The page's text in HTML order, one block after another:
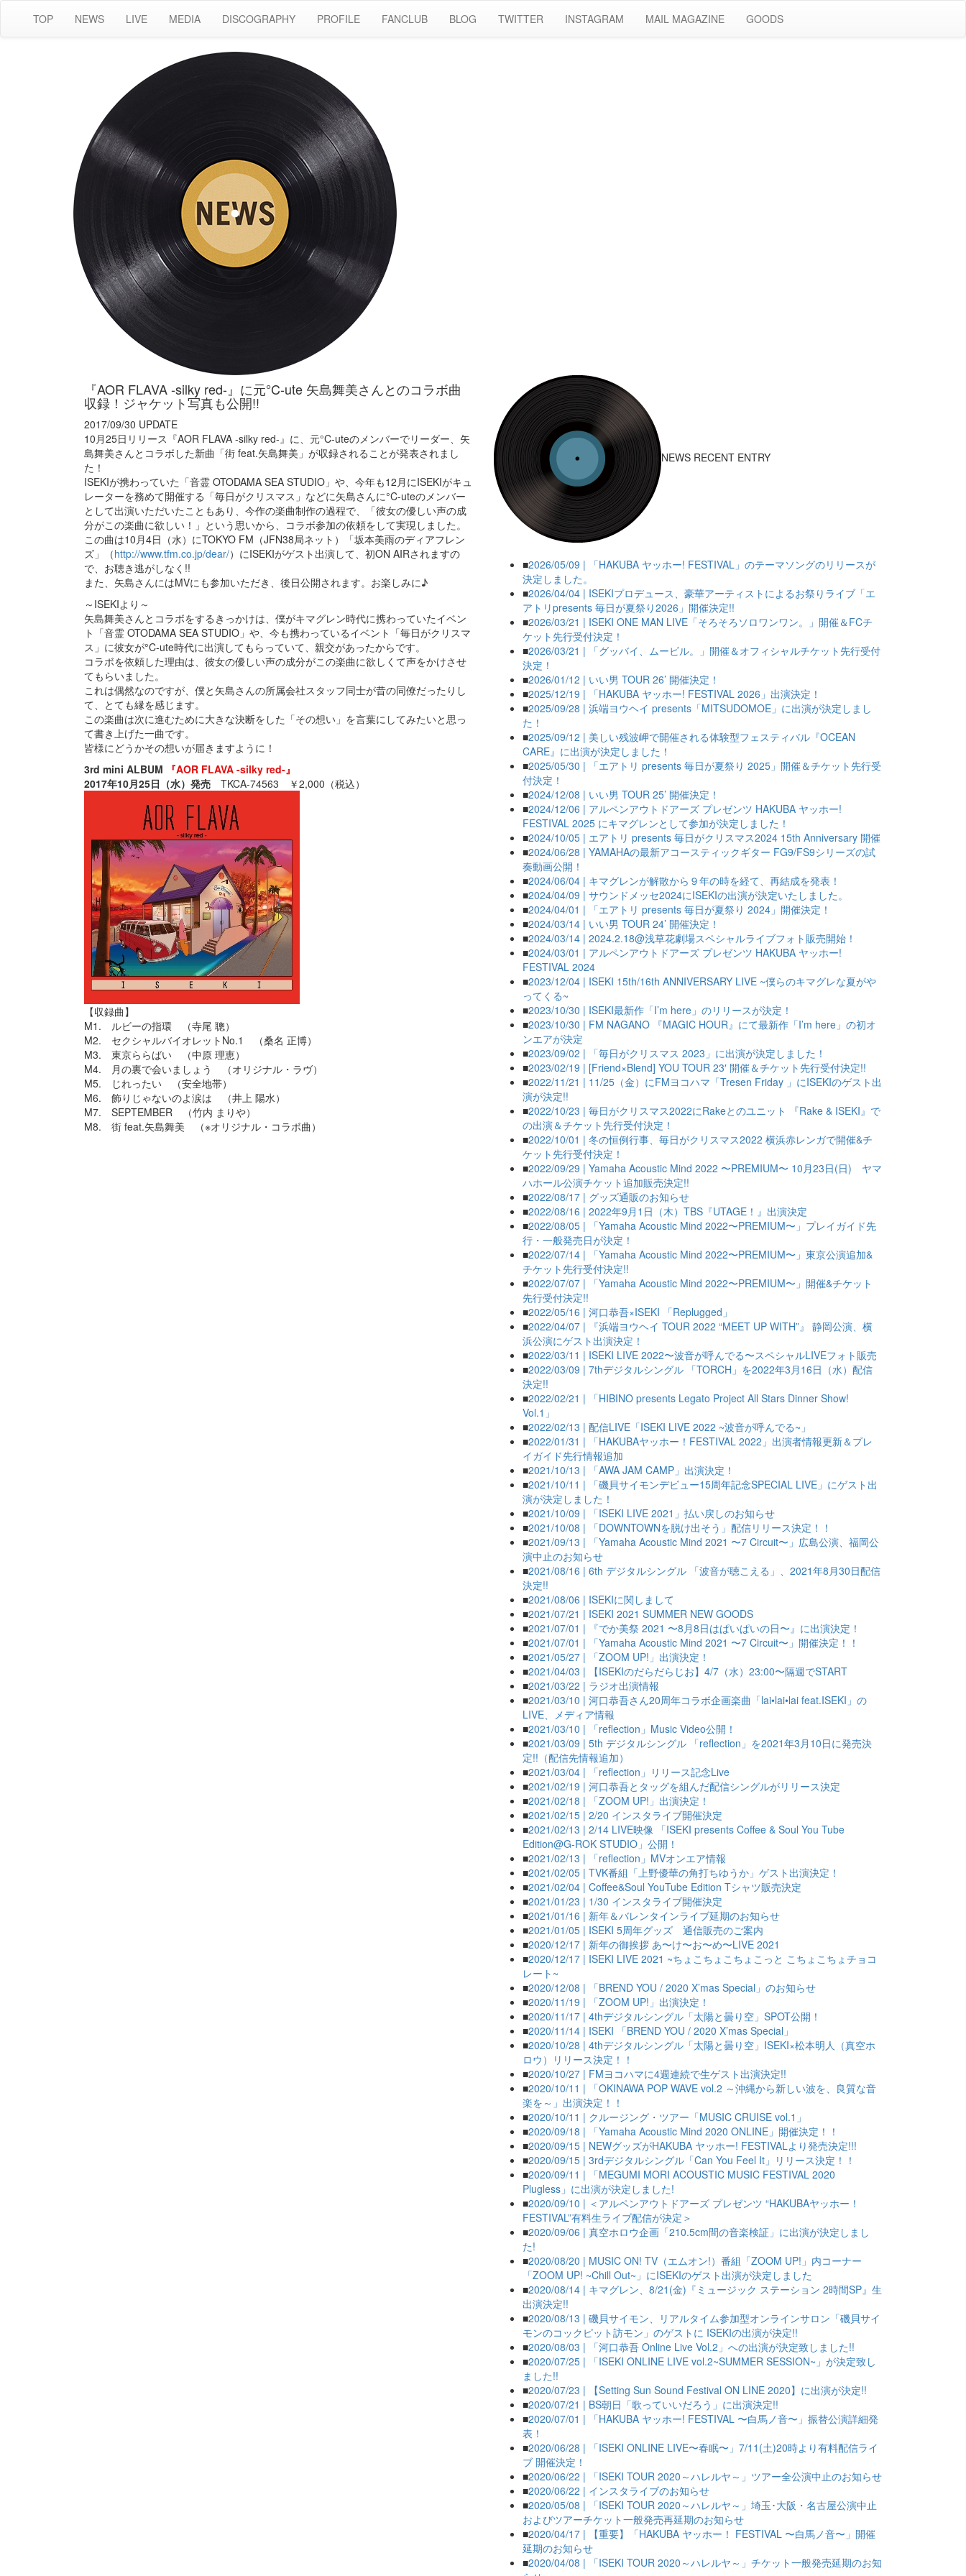
TOP NEWS LIVE MEDIA DISCOGRAPHY PROFILE FANCLUB BLOG TWITTER INSTAGRAM MAIL MAGAZINE GOODS
『AOR FLAVA -silky red-』に元°C-ute 矢島舞美さんとのコラボ曲
収録！ジャケット写真も公開!!
2017/09/30 UPDATE
10月25日リリース『AOR FLAVA -silky red-』に、元°C-uteのメンバーでリーダー、矢
島舞美さんとコラボした新曲「街 feat.矢島舞美」が収録されることが発表されまし
た！
ISEKIが携わっていた「音霊 OTODAMA SEA STUDIO」や、今年も12月にISEKIがキュ
レーターを務めて開催する「毎日がクリスマス」などに矢島さんに°C-uteのメンバー
として出演いただいたこともあり、今作の楽曲制作の過程で、「彼女の優しい声の成
分がこの楽曲に欲しい！」という思いから、コラボ参加の依頼をして実現しました。
この曲は10月4日（水）にTOKYO FM（JFN38局ネット）「坂本美雨のディアフレン
ズ」（http://www.tfm.co.jp/dear/）にISEKIがゲスト出演して、初ON AIRされますの
で、お聴き逃がしなく!!
また、矢島さんにはMVにも参加いただき、後日公開されます。お楽しみに♪
～ISEKIより～
矢島舞美さんとコラボをするきっかけは、僕がキマグレン時代に携わっていたイベン
ト「音霊 OTODAMA SEA STUDIO」や、今も携わっているイベント「毎日がクリスマ
ス」に彼女が°C-ute時代に出演してもらっていて、親交があったからです。
コラボを依頼した理由は、彼女の優しい声の成分がこの楽曲に欲しくて声をかけさせ
てもらいました。
これは偶然なのですが、僕と矢島さんの所属会社スタッフ同士が昔の同僚だったりし
て、とても縁を感じます。
この楽曲は次に進むために大きな決断をした「その想い」を言葉にしてみたいと思っ
て書き上げた一曲です。
皆様にどうかその想いが届きますように！
3rd mini ALBUM
『AOR FLAVA -silky red-』
2017年10月25日（水）発売 TKCA-74563 ￥2,000（税込）
【収録曲】
M1. ルビーの指環 （寺尾 聰）
M2. セクシャルバイオレットNo.1 （桑名 正博）
M3. 東京ららばい （中原 理恵）
M4. 月の裏で会いましょう （オリジナル・ラヴ）
M5. じれったい （安全地帯）
M6. 飾りじゃないのよ涙は （井上 陽水）
M7. SEPTEMBER （竹内 まりや）
M8. 街 feat.矢島舞美 （※オリジナル・コラボ曲）
NEWS RECENT ENTRY
■2026/05/09 | 「HAKUBA ヤッホー! FESTIVAL」のテーマソングのリリースが
決定しました。
■2026/04/04 | ISEKIプロデュース、豪華アーティストによるお祭りライブ「エ
アトリpresents 毎日が夏祭り2026」開催決定!!
■2026/03/21 | ISEKI ONE MAN LIVE「そろそろソロワンワン。」開催＆FCチ
ケット先行受付決定！
■2026/03/21 | 「グッバイ、ムービル。」開催＆オフィシャルチケット先行受付
決定！
■2026/01/12 | いい男 TOUR 26’ 開催決定！
■2025/12/19 | 「HAKUBA ヤッホー! FESTIVAL 2026」出演決定！
■2025/09/28 | 浜端ヨウヘイ presents「MITSUDOMOE」に出演が決定しまし
た！
■2025/09/12 | 美しい残波岬で開催される体験型フェスティバル『OCEAN
CARE』に出演が決定しました！
■2025/05/30 | 「エアトリ presents 毎日が夏祭り 2025」開催＆チケット先行受
付決定！
■2024/12/08 | いい男 TOUR 25’ 開催決定！
■2024/12/06 | アルペンアウトドアーズ プレゼンツ HAKUBA ヤッホー!
FESTIVAL 2025 にキマグレンとして参加が決定しました！
■2024/10/05 | エアトリ presents 毎日がクリスマス2024 15th Anniversary 開催
■2024/06/28 | YAMAHAの最新アコースティックギター FG9/FS9シリーズの試
奏動画公開！
■2024/06/04 | キマグレンが解散から９年の時を経て、再結成を発表！
■2024/04/09 | サウンドメッセ2024にISEKIの出演が決定いたしました。
■2024/04/01 | 「エアトリ presents 毎日が夏祭り 2024」開催決定！
■2024/03/14 | いい男 TOUR 24’ 開催決定！
■2024/03/14 | 2024.2.18@浅草花劇場スペシャルライブフォト販売開始！
■2024/03/01 | アルペンアウトドアーズ プレゼンツ HAKUBA ヤッホー!
FESTIVAL 2024
■2023/12/04 | ISEKI 15th/16th ANNIVERSARY LIVE ~僕らのキマグレな夏がや
ってくる~
■2023/10/30 | ISEKI最新作「I’m here」のリリースが決定！
■2023/10/30 | FM NAGANO 『MAGIC HOUR』にて最新作「I’m here」の初オ
ンエアが決定
■2023/09/02 | 「毎日がクリスマス 2023」に出演が決定しました！
■2023/02/19 | [Friend×Blend] YOU TOUR 23′ 開催＆チケット先行受付決定!!
■2022/11/21 | 11/25（金）にFMヨコハマ「Tresen Friday 」にISEKIのゲスト出
演が決定!!
■2022/10/23 | 毎日がクリスマス2022にRakeとのユニット 『Rake & ISEKI』で
の出演＆チケット先行受付決定！
■2022/10/01 | 冬の恒例行事、毎日がクリスマス2022 横浜赤レンガで開催&チ
ケット先行受付決定！
■2022/09/29 | Yamaha Acoustic Mind 2022 〜PREMIUM〜 10月23日(日) ヤマ
ハホール公演チケット追加販売決定!!
■2022/08/17 | グッズ通販のお知らせ
■2022/08/16 | 2022年9月1日（木）TBS『UTAGE！』出演決定
■2022/08/05 | 「Yamaha Acoustic Mind 2022〜PREMIUM〜」プレイガイド先
行・一般発売日が決定！
■2022/07/14 | 「Yamaha Acoustic Mind 2022〜PREMIUM〜」東京公演追加&
チケット先行受付決定!!
■2022/07/07 | 「Yamaha Acoustic Mind 2022〜PREMIUM〜」開催&チケット
先行受付決定!!
■2022/05/16 | 河口恭吾×ISEKI 「Replugged」
■2022/04/07 | 『浜端ヨウヘイ TOUR 2022 “MEET UP WITH”』 静岡公演、横
浜公演にゲスト出演決定！
■2022/03/11 | ISEKI LIVE 2022〜波音が呼んでる〜スペシャルLIVEフォト販売
■2022/03/09 | 7thデジタルシングル 「TORCH」を2022年3月16日（水）配信
決定!!
■2022/02/21 | 「HIBINO presents Legato Project All Stars Dinner Show!
Vol.1」
■2022/02/13 | 配信LIVE「ISEKI LIVE 2022 ~波音が呼んでる~」
■2022/01/31 | 「HAKUBAヤッホー！FESTIVAL 2022」出演者情報更新＆プレ
イガイド先行情報追加
■2021/10/13 | 「AWA JAM CAMP」出演決定！
■2021/10/11 | 「磯貝サイモンデビュー15周年記念SPECIAL LIVE」にゲスト出
演が決定しました！
■2021/10/09 | 「ISEKI LIVE 2021」払い戻しのお知らせ
■2021/10/08 | 「DOWNTOWNを脱け出そう」配信リリース決定！！
■2021/09/13 | 「Yamaha Acoustic Mind 2021 〜7 Circuit〜」広島公演、福岡公
演中止のお知らせ
■2021/08/16 | 6th デジタルシングル 「波音が聴こえる」、2021年8月30日配信
決定!!
■2021/08/06 | ISEKIに関しまして
■2021/07/21 | ISEKI 2021 SUMMER NEW GOODS
■2021/07/01 | 『でか美祭 2021 〜8月8日はぱいぱいの日〜』に出演決定！
■2021/07/01 | 「Yamaha Acoustic Mind 2021 〜7 Circuit〜」開催決定！！
■2021/05/27 | 「ZOOM UP!」出演決定！
■2021/04/03 | 【ISEKIのだらだらじお】4/7（水）23:00〜隔週でSTART
■2021/03/22 | ラジオ出演情報
■2021/03/10 | 河口恭吾さん20周年コラボ企画楽曲「lai•lai•lai feat.ISEKI」の
LIVE、メディア情報
■2021/03/10 | 「reflection」Music Video公開！
■2021/03/09 | 5th デジタルシングル 「reflection」を2021年3月10日に発売決
定!!（配信先情報追加）
■2021/03/04 | 「reflection」リリース記念Live
■2021/02/19 | 河口恭吾とタッグを組んだ配信シングルがリリース決定
■2021/02/18 | 「ZOOM UP!」出演決定！
■2021/02/15 | 2/20 インスタライブ開催決定
■2021/02/13 | 2/14 LIVE映像 「ISEKI presents Coffee & Soul You Tube
Edition@G-ROK STUDIO」公開！
■2021/02/13 | 「reflection」MVオンエア情報
■2021/02/05 | TVK番組「上野優華の角打ちゆうか」ゲスト出演決定！
■2021/02/04 | Coffee&Soul YouTube Edition Tシャツ販売決定
■2021/01/23 | 1/30 インスタライブ開催決定
■2021/01/16 | 新年＆バレンタインライブ延期のお知らせ
■2021/01/05 | ISEKI 5周年グッズ 通信販売のご案内
■2020/12/17 | 新年の御挨拶 あ〜け〜お〜め〜LIVE 2021
■2020/12/17 | ISEKI LIVE 2021 ~ちょこちょこちょこっと こちょこちょチョコ
レート~
■2020/12/08 | 「BREND YOU / 2020 X’mas Special」のお知らせ
■2020/11/19 | 「ZOOM UP!」出演決定！
■2020/11/17 | 4thデジタルシングル「太陽と曇り空」SPOT公開！
■2020/11/14 | ISEKI 「BREND YOU / 2020 X’mas Special」
■2020/10/28 | 4thデジタルシングル「太陽と曇り空」ISEKI×松本明人（真空ホ
ロウ）リリース決定！！
■2020/10/27 | FMヨコハマに4週連続で生ゲスト出演決定!!
■2020/10/11 | 「OKINAWA POP WAVE vol.2 ～沖縄から新しい波を、良質な音
楽を～」出演決定！！
■2020/10/11 | クルージング・ツアー「MUSIC CRUISE vol.1」
■2020/09/18 | 「Yamaha Acoustic Mind 2020 ONLINE」開催決定！！
■2020/09/15 | NEWグッズがHAKUBA ヤッホー! FESTIVALより発売決定!!!
■2020/09/15 | 3rdデジタルシングル「Can You Feel It」リリース決定！！
■2020/09/11 | 「MEGUMI MORI ACOUSTIC MUSIC FESTIVAL 2020
Plugless」に出演が決定しました!
■2020/09/10 | ＜アルペンアウトドアーズ プレゼンツ “HAKUBAヤッホー！
FESTIVAL”有料生ライブ配信が決定＞
■2020/09/06 | 真空ホロウ企画「210.5cm間の音楽検証」に出演が決定しまし
た!
■2020/08/20 | MUSIC ON! TV（エムオン!）番組「ZOOM UP!」内コーナー
「ZOOM UP! ~Chill Out~」にISEKIのゲスト出演が決定しました
■2020/08/14 | キマグレン、8/21(金)『ミュージック ステーション 2時間SP』生
出演決定!!
■2020/08/13 | 磯貝サイモン、リアルタイム参加型オンラインサロン「磯貝サイ
モンのコックピット訪モン」のゲストに ISEKIの出演が決定!!
■2020/08/03 | 「河口恭吾 Online Live Vol.2」への出演が決定致しました!!
■2020/07/25 | 「ISEKI ONLINE LIVE vol.2~SUMMER SESSION~」が決定致し
ました!!
■2020/07/23 | 【Setting Sun Sound Festival ON LINE 2020】に出演が決定!!
■2020/07/21 | BS朝日「歌っていいだろう」に出演決定!!
■2020/07/01 | 「HAKUBA ヤッホー! FESTIVAL 〜白馬ノ音〜」振替公演詳細発
表！
■2020/06/28 | 「ISEKI ONLINE LIVE〜春眠〜」7/11(土)20時より有料配信ライ
ブ 開催決定！
■2020/06/22 | 「ISEKI TOUR 2020～ハレルヤ～」ツアー全公演中止のお知らせ
■2020/06/22 | インスタライブのお知らせ
■2020/05/08 | 「ISEKI TOUR 2020～ハレルヤ～」埼玉･大阪・名古屋公演中止
およびツアーチケット一般発売再延期のお知らせ
■2020/04/17 | 【重要】「HAKUBA ヤッホー！ FESTIVAL 〜白馬ノ音〜」開催
延期のお知らせ
■2020/04/08 | 「ISEKI TOUR 2020～ハレルヤ～」チケット一般発売延期のお知